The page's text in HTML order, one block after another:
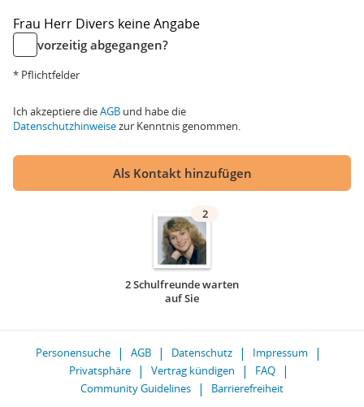
Frau Herr Divers keine Angabe
vorzeitig abgegangen?
* Pflichtfelder
Ich akzeptiere dieAGB und habe die
Datenschutzhinweisezur Kenntnis genommen.
Als Kontakt hinzufügen
2
2 Schulfreunde warten
auf Sie
Personensuche AGB Datenschutz
Impressum
Privatsphäre
Vertrag kündigen
FAQ
Community Guidelines
Barrierefreiheit